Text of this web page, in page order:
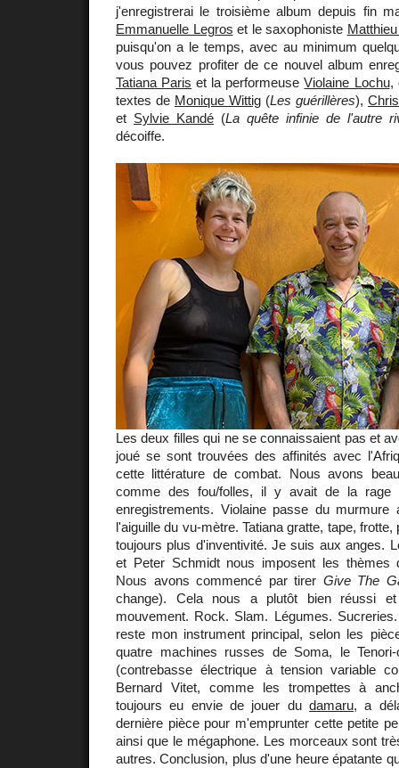
j'enregistrerai le troisième album depuis fin
Emmanuelle Legros et le saxophoniste
puisqu'on a le temps, avec au minimum
vous pouvez profiter de ce nouvel album
Tatiana Paris et la performeuseViolaine Lochu,
textes de Monique Wittig (Les guérillères),
et Sylvie Kandé (La quête infinie de l'autre
décoiffe.
Les deux filles qui ne se connaissaient pas et
joué se sont trouvées des affinités avec
cette littérature de combat. Nous avons
comme des fou/folles, il y avait de la rage
enregistrements. Violaine passe du
l'aiguille du vu-mètre. Tatiana gratte, tape,
toujours plus d'inventivité. Je suis aux anges.
et Peter Schmidt nous imposent les thèmes
Nous avons commencé par tirer Give The
change). Cela nous a plutôt bien réussi
mouvement. Rock. Slam. Légumes.
reste mon instrument principal, selon les
quatre machines russes de Soma, le
(contrebasse électrique à tension variable
Bernard Vitet, comme les trompettes à
toujours eu envie de jouer du damaru, a
dernière pièce pour m'emprunter cette petite
ainsi que le mégaphone. Les morceaux sont
autres. Conclusion, plus d'une heure épatante